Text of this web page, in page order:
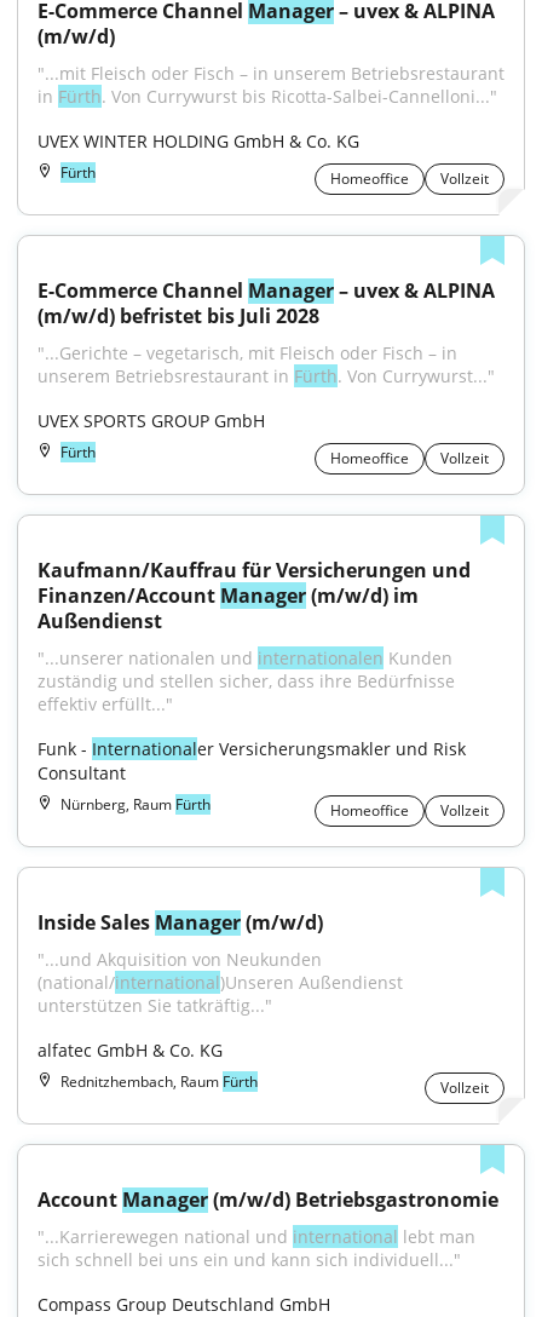
E-Commerce Channel Manager – uvex & ALPINA
(m/w/d)
"...mit Fleisch oder Fisch – in unserem Betriebsrestaurant
in Fürth. Von Currywurst bis Ricotta-Salbei-Cannelloni..."
UVEX WINTER HOLDING GmbH & Co. KG
Fürth Homeoffice Vollzeit
E-Commerce Channel Manager – uvex & ALPINA
(m/w/d) befristet bis Juli 2028
"...Gerichte – vegetarisch, mit Fleisch oder Fisch – in
unserem Betriebsrestaurant in Fürth. Von Currywurst..."
UVEX SPORTS GROUP GmbH
Fürth Homeoffice Vollzeit
Kaufmann/Kauffrau für Versicherungen und
Finanzen/Account Manager (m/w/d) im
Außendienst
"...unserer nationalen und internationalen Kunden
zuständig und stellen sicher, dass ihre Bedürfnisse
effektiv erfüllt..."
Funk - Internationaler Versicherungsmakler und Risk
Consultant
Nürnberg, Raum Fürth Homeoffice Vollzeit
Inside Sales Manager (m/w/d)
"...und Akquisition von Neukunden
(national/international)Unseren Außendienst
unterstützen Sie tatkräftig..."
alfatec GmbH & Co. KG
Rednitzhembach, Raum Fürth Vollzeit
Account Manager (m/w/d) Betriebsgastronomie
"...Karrierewegen national und international lebt man
sich schnell bei uns ein und kann sich individuell..."
Compass Group Deutschland GmbH